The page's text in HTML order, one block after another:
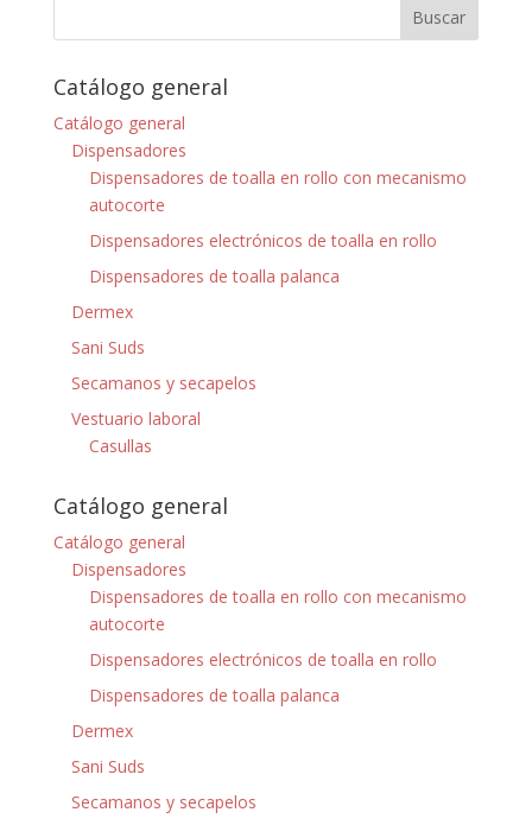
Catálogo general
Catálogo general
Dispensadores
Dispensadores de toalla en rollo con mecanismo
autocorte
Dispensadores electrónicos de toalla en rollo
Dispensadores de toalla palanca
Dermex
Sani Suds
Secamanos y secapelos
Vestuario laboral
Casullas
Catálogo general
Catálogo general
Dispensadores
Dispensadores de toalla en rollo con mecanismo
autocorte
Dispensadores electrónicos de toalla en rollo
Dispensadores de toalla palanca
Dermex
Sani Suds
Secamanos y secapelos